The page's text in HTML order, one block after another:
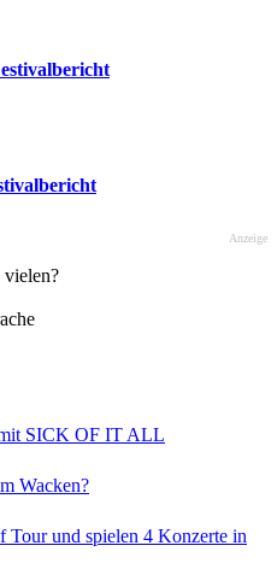
Anzeige
SICK OF IT ALL
Wacken?
und spielen 4 Konzerte in